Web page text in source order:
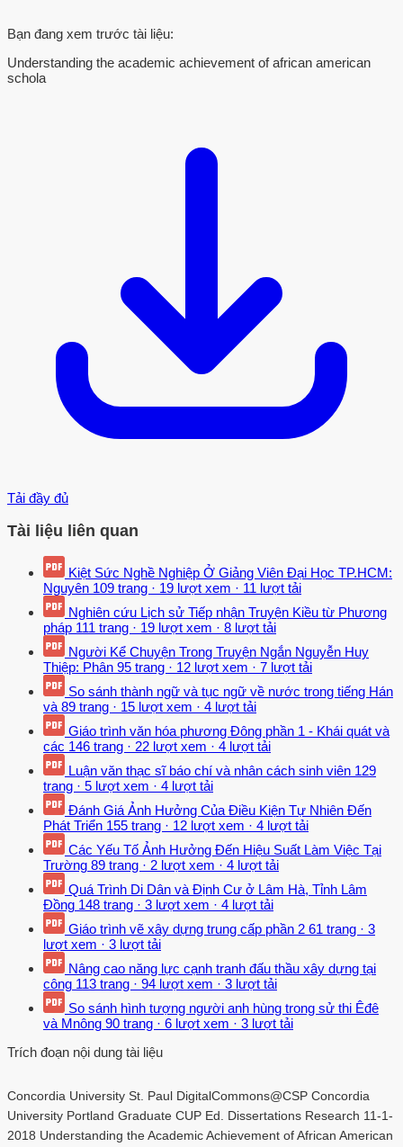
Bạn đang xem trước tài liệu:
Understanding the academic achievement of african american
schola
Tải đầy đủ
Tài liệu liên quan
Kiệt Sức Nghề Nghiệp Ở Giảng Viên Đại Học TP.HCM:
Nguyên 109 trang · 19 lượt xem · 11 lượt tải
Nghiên cứu Lịch sử Tiếp nhận Truyện Kiều từ Phương
pháp 111 trang · 19 lượt xem · 8 lượt tải
Người Kể Chuyện Trong Truyện Ngắn Nguyễn Huy
Thiệp: Phân 95 trang · 12 lượt xem · 7 lượt tải
So sánh thành ngữ và tục ngữ về nước trong tiếng Hán
và 89 trang · 15 lượt xem · 4 lượt tải
Giáo trình văn hóa phương Đông phần 1 - Khái quát và
các 146 trang · 22 lượt xem · 4 lượt tải
Luận văn thạc sĩ báo chí và nhân cách sinh viên 129
trang · 5 lượt xem · 4 lượt tải
Đánh Giá Ảnh Hưởng Của Điều Kiện Tự Nhiên Đến
Phát Triển 155 trang · 12 lượt xem · 4 lượt tải
Các Yếu Tố Ảnh Hưởng Đến Hiệu Suất Làm Việc Tại
Trường 89 trang · 2 lượt xem · 4 lượt tải
Quá Trình Di Dân và Định Cư ở Lâm Hà, Tỉnh Lâm
Đồng 148 trang · 3 lượt xem · 4 lượt tải
Giáo trình vẽ xây dựng trung cấp phần 2 61 trang · 3
lượt xem · 3 lượt tải
Nâng cao năng lực cạnh tranh đấu thầu xây dựng tại
công 113 trang · 94 lượt xem · 3 lượt tải
So sánh hình tượng người anh hùng trong sử thi Êđê
và Mnông 90 trang · 6 lượt xem · 3 lượt tải
Trích đoạn nội dung tài liệu
Concordia University St. Paul DigitalCommons@CSP Concordia
University Portland Graduate CUP Ed. Dissertations Research 11-1-
2018 Understanding the Academic Achievement of African American